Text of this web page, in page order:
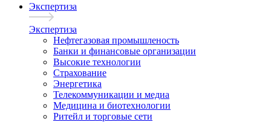
Экспертиза
Экспертиза
Нефтегазовая промышленость
Банки и финансовые организации
Высокие технологии
Страхование
Энергетика
Телекоммуникации и медиа
Медицина и биотехнологии
Ритейл и торговые сети